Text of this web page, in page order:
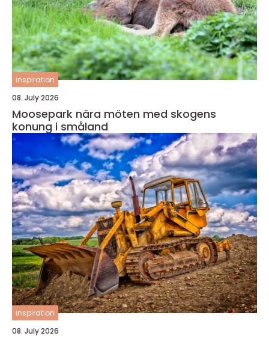
inspiration
08. July 2026
Moosepark nära möten med skogens
konung i småland
inspiration
08. July 2026